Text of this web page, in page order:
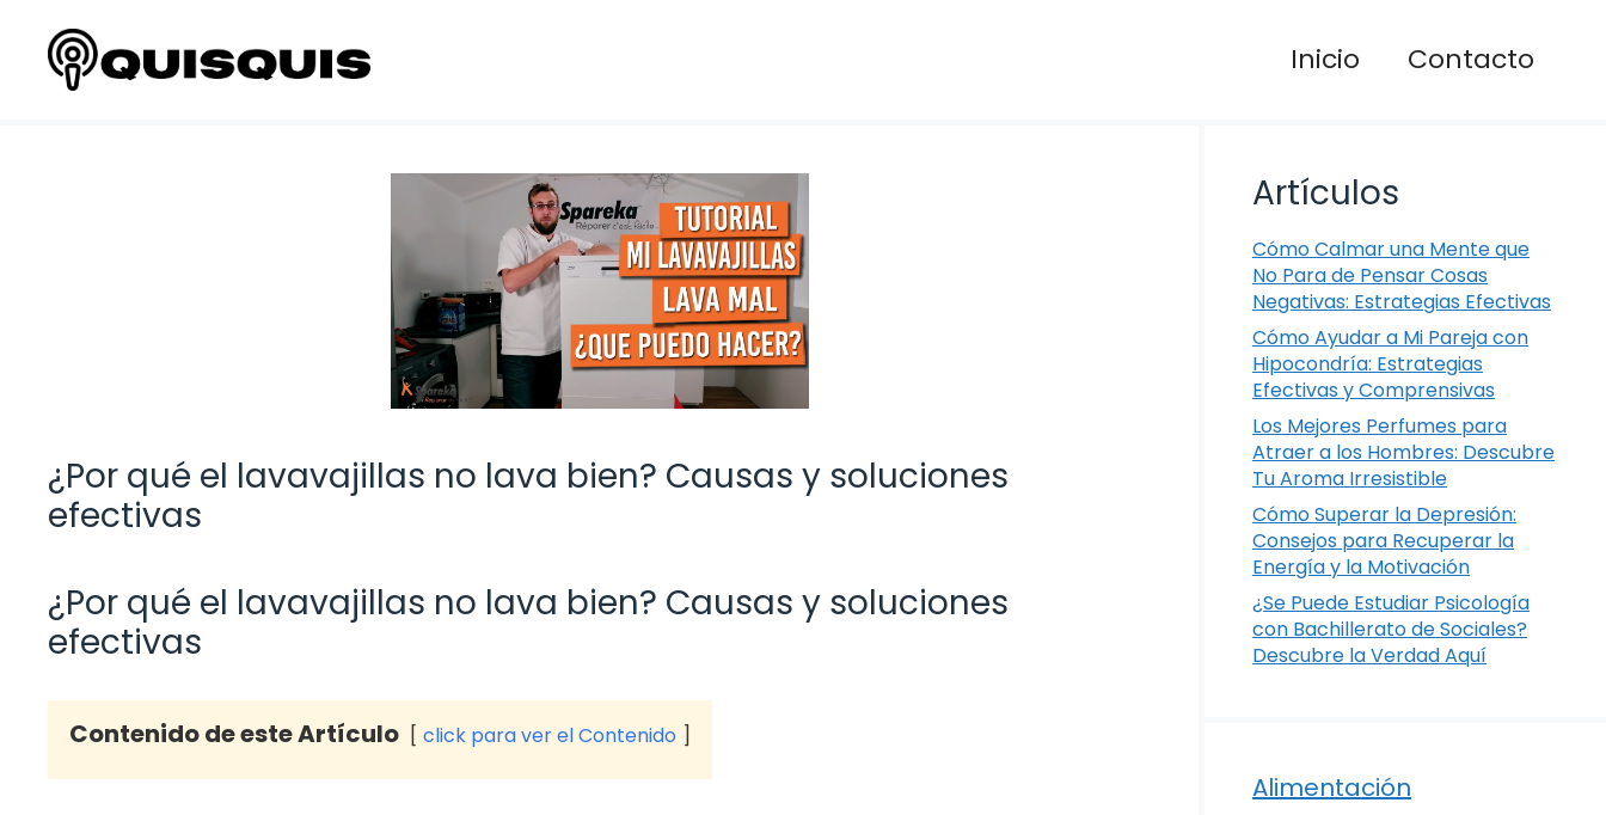
contenido
Inicio Contacto
¿Por qué el lavavajillas no lava bien? Causas y soluciones
efectivas
¿Por qué el lavavajillas no lava bien? Causas y soluciones
efectivas
Contenido de este Artículo click para ver el Contenido
Artículos
Cómo Calmar una Mente que
No Para de Pensar Cosas
Negativas: Estrategias Efectivas
Cómo Ayudar a Mi Pareja con
Hipocondría: Estrategias
Efectivas y Comprensivas
Los Mejores Perfumes para
Atraer a los Hombres: Descubre
Tu Aroma Irresistible
Cómo Superar la Depresión:
Consejos para Recuperar la
Energía y la Motivación
¿Se Puede Estudiar Psicología
con Bachillerato de Sociales?
Descubre la Verdad Aquí
Alimentación